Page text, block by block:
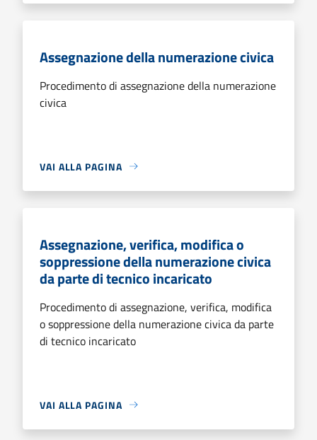
Assegnazione della numerazione civica
Procedimento di assegnazione della numerazione
civica
VAI ALLA PAGINA
Assegnazione, verifica, modifica o
soppressione della numerazione civica
da parte di tecnico incaricato
Procedimento di assegnazione, verifica, modifica
o soppressione della numerazione civica da parte
di tecnico incaricato
VAI ALLA PAGINA